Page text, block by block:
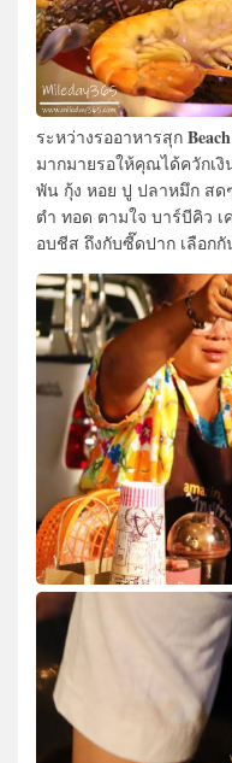
ระหว่างรออาหารสุก
มากมายรอให้คุณได้ควักเ
พัน กุ้ง หอย ปู ปลาหมึก สด
ตำ ทอด ตามใจ บาร์บีคิว เ
อบชีส ถึงกับซี๊ดปาก เลือกกั